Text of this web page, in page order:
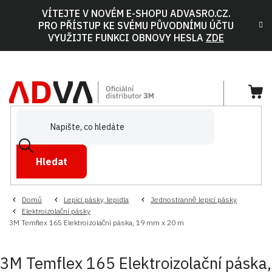
VÍTEJTE V NOVÉM E-SHOPU ADVASRO.CZ.
PRO PŘÍSTUP KE SVÉMU PŮVODNÍMU ÚČTU
VYUŽIJTE FUNKCI OBNOVY HESLA ZDE
Hledat
Domů Lepicí pásky, lepidla
Jednostranně lepicí pásky
Elektroizolační pásky
3M Temflex 165 Elektroizolační páska, 19 mm x 20 m
3M Temflex 165 Elektroizolační páska,